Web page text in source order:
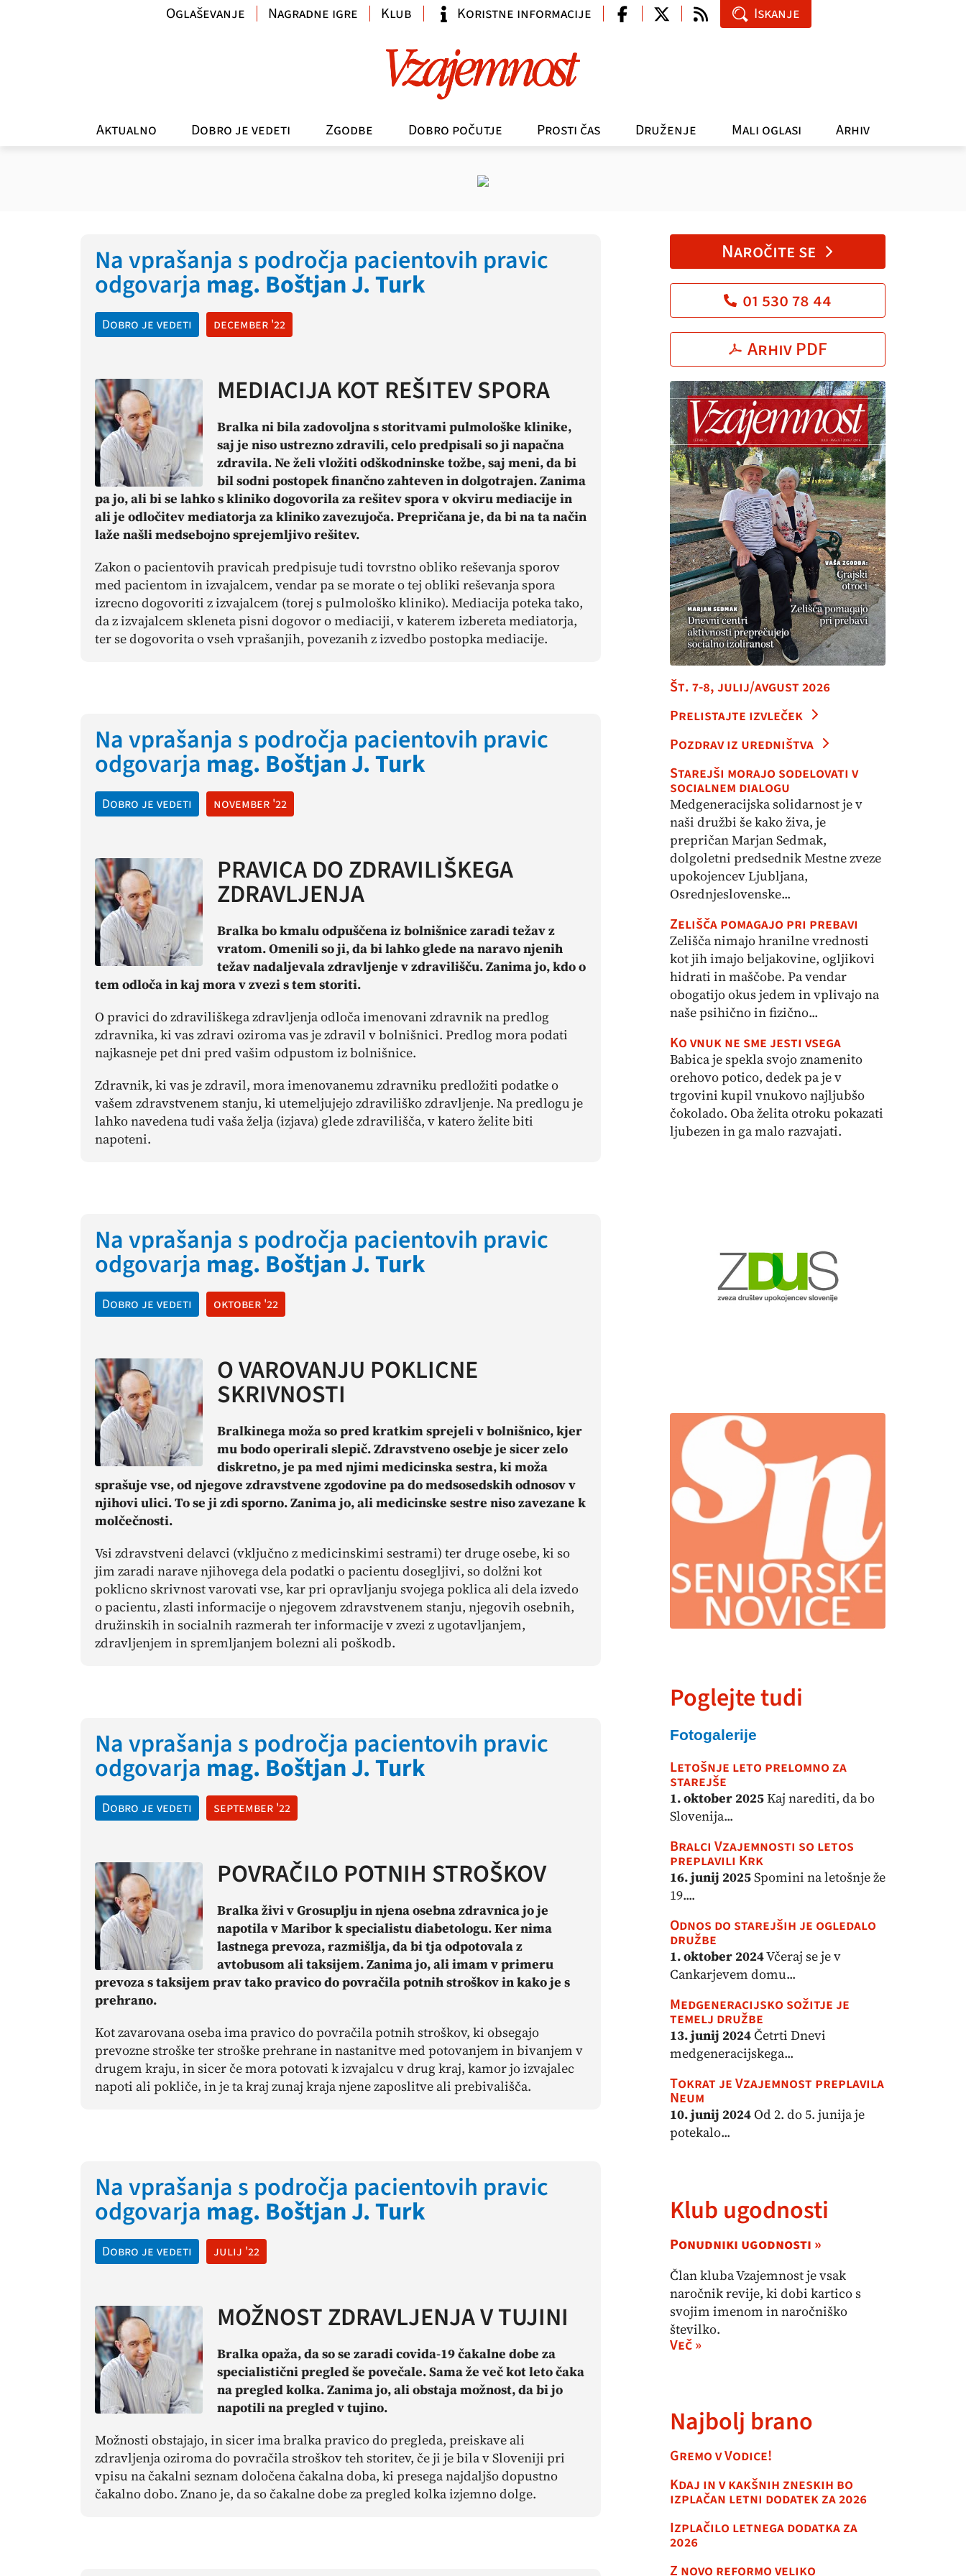
Aktualno Dobro je vedeti Zgodbe Dobro počutje Prosti čas Druženje Mali oglasi Arhiv
Oglaševanje Nagradne igre Klub Koristne informacije Iskanje
Na vprašanja s področja pacientovih pravic
odgovarja mag. Boštjan J. Turk
Dobro je vedeti december '22
MEDIACIJA KOT REŠITEV SPORA
Bralka ni bila zadovoljna s storitvami pulmološke klinike,
saj je niso ustrezno zdravili, celo predpisali so ji napačna
zdravila. Ne želi vložiti odškodninske tožbe, saj meni, da bi
bil sodni postopek finančno zahteven in dolgotrajen. Zanima
pa jo, ali bi se lahko s kliniko dogovorila za rešitev spora v okviru mediacije in
ali je odločitev mediatorja za kliniko zavezujoča. Prepričana je, da bi na ta način
laže našli medsebojno sprejemljivo rešitev.
Zakon o pacientovih pravicah predpisuje tudi tovrstno obliko reševanja sporov
med pacientom in izvajalcem, vendar pa se morate o tej obliki reševanja spora
izrecno dogovoriti z izvajalcem (torej s pulmološko kliniko). Mediacija poteka tako,
da z izvajalcem skleneta pisni dogovor o mediaciji, v katerem izbereta mediatorja,
ter se dogovorita o vseh vprašanjih, povezanih z izvedbo postopka mediacije.
Na vprašanja s področja pacientovih pravic
odgovarja mag. Boštjan J. Turk
Dobro je vedeti november '22
PRAVICA DO ZDRAVILIŠKEGA
ZDRAVLJENJA
Bralka bo kmalu odpuščena iz bolnišnice zaradi težav z
vratom. Omenili so ji, da bi lahko glede na naravo njenih
težav nadaljevala zdravljenje v zdravilišču. Zanima jo, kdo o
tem odloča in kaj mora v zvezi s tem storiti.
O pravici do zdraviliškega zdravljenja odloča imenovani zdravnik na predlog
zdravnika, ki vas zdravi oziroma vas je zdravil v bolnišnici. Predlog mora podati
najkasneje pet dni pred vašim odpustom iz bolnišnice.
Zdravnik, ki vas je zdravil, mora imenovanemu zdravniku predložiti podatke o
vašem zdravstvenem stanju, ki utemeljujejo zdraviliško zdravljenje. Na predlogu je
lahko navedena tudi vaša želja (izjava) glede zdravilišča, v katero želite biti
napoteni.
Na vprašanja s področja pacientovih pravic
odgovarja mag. Boštjan J. Turk
Dobro je vedeti oktober '22
O VAROVANJU POKLICNE
SKRIVNOSTI
Bralkinega moža so pred kratkim sprejeli v bolnišnico, kjer
mu bodo operirali slepič. Zdravstveno osebje je sicer zelo
diskretno, je pa med njimi medicinska sestra, ki moža
sprašuje vse, od njegove zdravstvene zgodovine pa do medsosedskih odnosov v
njihovi ulici. To se ji zdi sporno. Zanima jo, ali medicinske sestre niso zavezane k
molčečnosti.
Vsi zdravstveni delavci (vključno z medicinskimi sestrami) ter druge osebe, ki so
jim zaradi narave njihovega dela podatki o pacientu dosegljivi, so dolžni kot
poklicno skrivnost varovati vse, kar pri opravljanju svojega poklica ali dela izvedo
o pacientu, zlasti informacije o njegovem zdravstvenem stanju, njegovih osebnih,
družinskih in socialnih razmerah ter informacije v zvezi z ugotavljanjem,
zdravljenjem in spremljanjem bolezni ali poškodb.
Na vprašanja s področja pacientovih pravic
odgovarja mag. Boštjan J. Turk
Dobro je vedeti september '22
POVRAČILO POTNIH STROŠKOV
Bralka živi v Grosuplju in njena osebna zdravnica jo je
napotila v Maribor k specialistu diabetologu. Ker nima
lastnega prevoza, razmišlja, da bi tja odpotovala z
avtobusom ali taksijem. Zanima jo, ali imam v primeru
prevoza s taksijem prav tako pravico do povračila potnih stroškov in kako je s
prehrano.
Kot zavarovana oseba ima pravico do povračila potnih stroškov, ki obsegajo
prevozne stroške ter stroške prehrane in nastanitve med potovanjem in bivanjem v
drugem kraju, in sicer če mora potovati k izvajalcu v drug kraj, kamor jo izvajalec
napoti ali pokliče, in je ta kraj zunaj kraja njene zaposlitve ali prebivališča.
Na vprašanja s področja pacientovih pravic
odgovarja mag. Boštjan J. Turk
Dobro je vedeti julij '22
MOŽNOST ZDRAVLJENJA V TUJINI
Bralka opaža, da so se zaradi covida-19 čakalne dobe za
specialistični pregled še povečale. Sama že več kot leto čaka
na pregled kolka. Zanima jo, ali obstaja možnost, da bi jo
napotili na pregled v tujino.
Možnosti obstajajo, in sicer ima bralka pravico do pregleda, preiskave ali
zdravljenja oziroma do povračila stroškov teh storitev, če ji je bila v Sloveniji pri
vpisu na čakalni seznam določena čakalna doba, ki presega najdaljšo dopustno
čakalno dobo. Znano je, da so čakalne dobe za pregled kolka izjemno dolge.
Naročite se
01 530 78 44
Arhiv PDF
Št. 7-8, julij/avgust 2026
Prelistajte izvleček
Pozdrav iz uredništva
Starejši morajo sodelovati v
socialnem dialogu
Medgeneracijska solidarnost je v
naši družbi še kako živa, je
prepričan Marjan Sedmak,
dolgoletni predsednik Mestne zveze
upokojencev Ljubljana,
Osrednjeslovenske...
Zelišča pomagajo pri prebavi
Zelišča nimajo hranilne vrednosti
kot jih imajo beljakovine, ogljikovi
hidrati in maščobe. Pa vendar
obogatijo okus jedem in vplivajo na
naše psihično in fizično...
Ko vnuk ne sme jesti vsega
Babica je spekla svojo znamenito
orehovo potico, dedek pa je v
trgovini kupil vnukovo najljubšo
čokolado. Oba želita otroku pokazati
ljubezen in ga malo razvajati.
Poglejte tudi
Fotogalerije
Letošnje leto prelomno za
starejše
1. oktober 2025Kaj narediti, da bo
Slovenija...
Bralci Vzajemnosti so letos
preplavili Krk
16. junij 2025Spomini na letošnje že
19....
Odnos do starejših je ogledalo
družbe
1. oktober 2024Včeraj se je v
Cankarjevem domu...
Medgeneracijsko sožitje je
temelj družbe
13. junij 2024Četrti Dnevi
medgeneracijskega...
Tokrat je Vzajemnost preplavila
Neum
10. junij 2024Od 2. do 5. junija je
potekalo...
Klub ugodnosti
Ponudniki ugodnosti »
Član kluba Vzajemnost je vsak
naročnik revije, ki dobi kartico s
svojim imenom in naročniško
številko.
Več »
Najbolj brano
Gremo v Vodice!
Kdaj in v kakšnih zneskih bo
izplačan letni dodatek za 2026
Izplačilo letnega dodatka za
2026
Z novo reformo veliko